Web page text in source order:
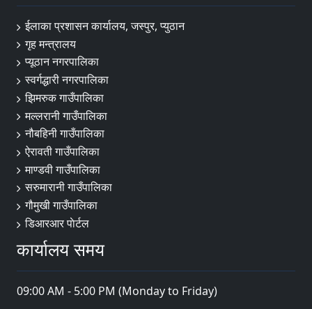
ईलाका प्रशासन कार्यालय, जस्पुर, प्युठान
गृह मन्त्रालय
प्यूठान नगरपालिका
स्वर्गद्धारी नगरपालिका
झिमरुक गाउँपालिका
मल्लरानी गाउँपालिका
नौबहिनी गाउँपालिका
ऐरावती गाउँपालिका
माण्डवी गाउँपालिका
सरुमारानी गाउँपालिका
गौमुखी गाउँपालिका
डिआरआर पाेर्टल
कार्यालय समय
09:00 AM - 5:00 PM (Monday to Friday)